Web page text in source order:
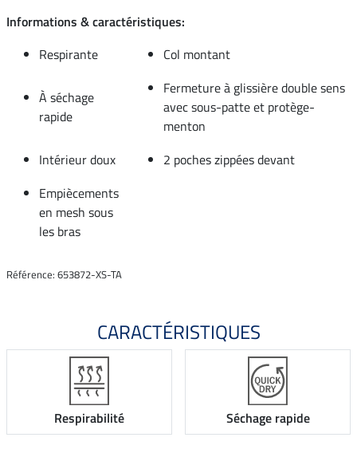
Informations & caractéristiques:
Respirante
Col montant
À séchage
rapide
Fermeture à glissière double sens
avec sous-patte et protège-
menton
Intérieur doux
2 poches zippées devant
Empiècements
en mesh sous
les bras
Référence: 653872-XS-TA
CARACTÉRISTIQUES
Respirabilité Séchage rapide